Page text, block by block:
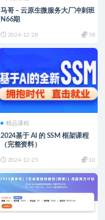
马哥 – 云原生微服务大厂冲刺班
N66期
2024-12-28 58
精品课程
2024基于 AI 的 SSM 框架课程
（完整资料）
2024-12-25 10